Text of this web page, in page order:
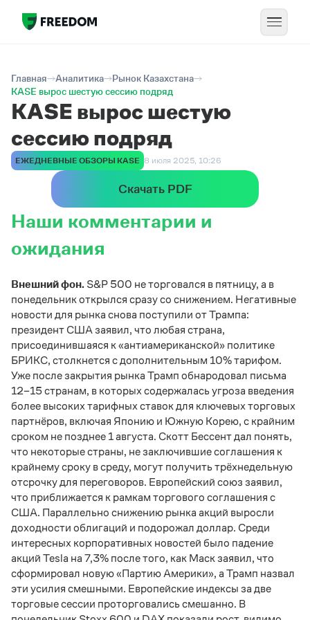
Главная Аналитика
Рынок Казахстана
KASE вырос шестую сессию подряд
KASE вырос шестую
сессию подряд
ЕЖЕДНЕВНЫЕ ОБЗОРЫ KASE 8 июля 2025, 10:26
Скачать PDF
Наши комментарии и
ожидания
Внешний фон. S&P 500 не торговался в пятницу, а в
понедельник открылся сразу со снижением. Негативные
новости для рынка снова поступили от Трампа:
президент США заявил, что любая страна,
присоединившаяся к «антиамериканской» политике
БРИКС, столкнется с дополнительным 10% тарифом.
Уже после закрытия рынка Трамп обнародовал письма
12–15 странам, в которых содержалась угроза введения
более высоких тарифных ставок для ключевых торговых
партнёров, включая Японию и Южную Корею, с крайним
сроком не позднее 1 августа. Скотт Бессент дал понять,
что некоторые страны, не заключившие соглашения к
крайнему сроку в среду, могут получить трёхнедельную
отсрочку для переговоров. Европейский союз заявил,
что приближается к рамкам торгового соглашения с
США. Параллельно снижению рынка акций выросли
доходности облигаций и подорожал доллар. Среди
интересных корпоративных новостей было падение
акций Tesla на 7,3% после того, как Маск заявил, что
сформировал новую «Партию Америки», а Трамп назвал
эти усилия смешными. Европейские индексы за две
торговые сессии проторговались смешанно. В